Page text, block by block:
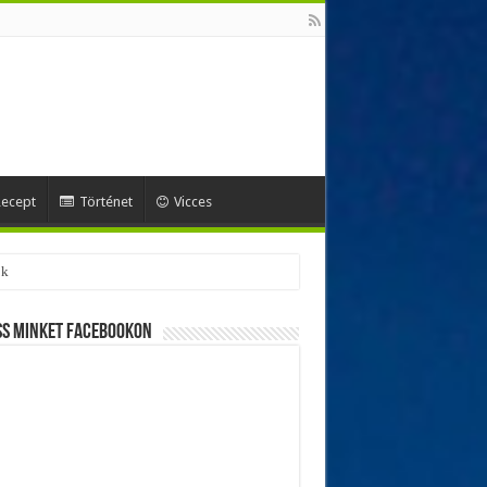
Történet Vicces
minket Facebookon